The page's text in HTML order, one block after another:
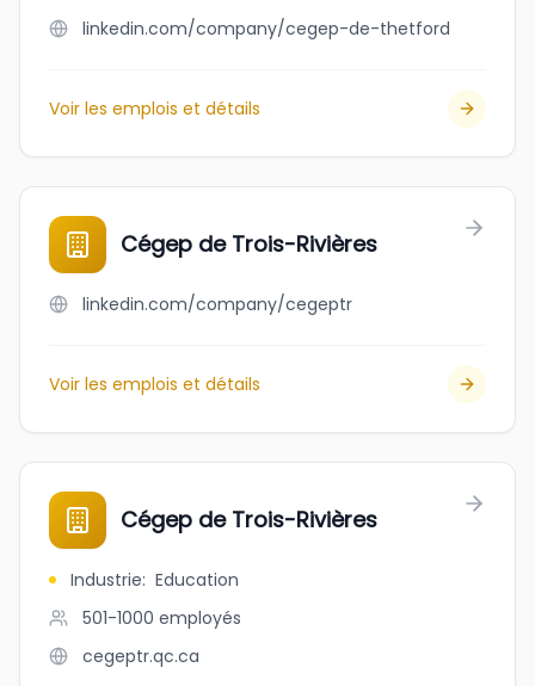
linkedin.com/company/cegep-de-thetford
Voir les emplois et détails
Cégep de Trois-Rivières
linkedin.com/company/cegeptr
Voir les emplois et détails
Cégep de Trois-Rivières
Industrie: Education
501-1000 employés
cegeptr.qc.ca